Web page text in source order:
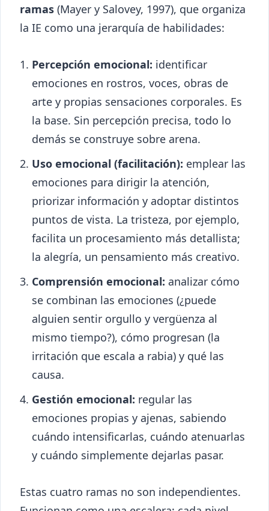
ramas (Mayer y Salovey, 1997), que organiza
la IE como una jerarquía de habilidades:
Percepción emocional: identificar
emociones en rostros, voces, obras de
arte y propias sensaciones corporales. Es
la base. Sin percepción precisa, todo lo
demás se construye sobre arena.
Uso emocional (facilitación): emplear las
emociones para dirigir la atención,
priorizar información y adoptar distintos
puntos de vista. La tristeza, por ejemplo,
facilita un procesamiento más detallista;
la alegría, un pensamiento más creativo.
Comprensión emocional: analizar cómo
se combinan las emociones (¿puede
alguien sentir orgullo y vergüenza al
mismo tiempo?), cómo progresan (la
irritación que escala a rabia) y qué las
causa.
Gestión emocional: regular las
emociones propias y ajenas, sabiendo
cuándo intensificarlas, cuándo atenuarlas
y cuándo simplemente dejarlas pasar.
Estas cuatro ramas no son independientes.